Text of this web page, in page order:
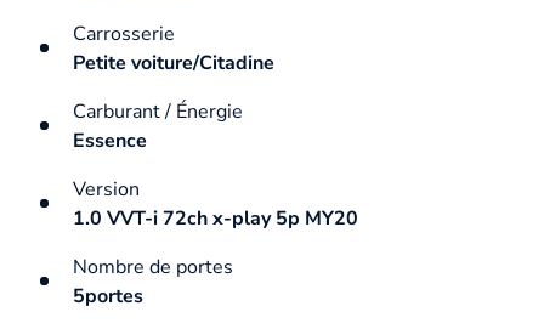
Carrosserie
Petite voiture/Citadine
Carburant / Énergie
Essence
Version
1.0 VVT-i 72ch x-play 5p MY20
Nombre de portes
5portes